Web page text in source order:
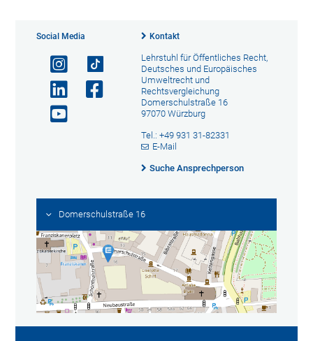
Social Media Kontakt
Lehrstuhl für Öffentliches Recht,
Deutsches und Europäisches
Umweltrecht und
Rechtsvergleichung
Domerschulstraße 16
97070 Würzburg
Tel.: +49 931 31-82331
E-Mail
Suche Ansprechperson
Domerschulstraße 16